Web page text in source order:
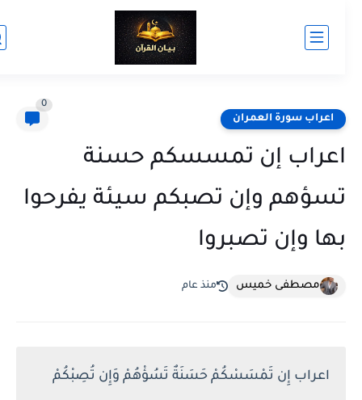
اعراب سورة العمران
اعراب إن تمسسكم حسنة
تسؤهم وإن تصبكم سيئة يفرحوا
بها وإن تصبروا
مصطفى خميس منذ عام
اعراب إِن تَمْسَسْكُمْ حَسَنَةٌ تَسُؤْهُمْ وَإِن تُصِبْكُمْ